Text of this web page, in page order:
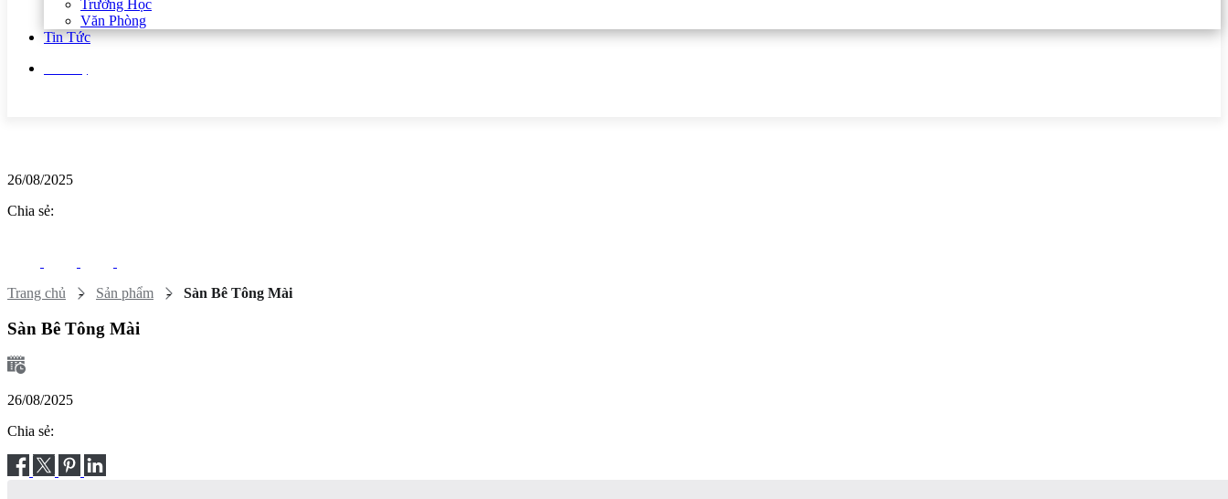
Trường Học
Văn Phòng
Tin Tức
26/08/2025
Chia sẻ:
Trang chủ - Sản phẩm - Sàn Bê Tông Mài
Sàn Bê Tông Mài
26/08/2025
Chia sẻ: